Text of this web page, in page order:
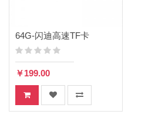
64G-闪迪高速TF卡
￥199.00